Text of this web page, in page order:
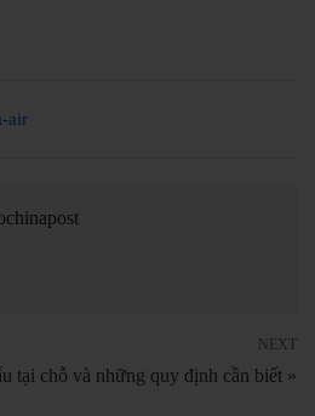
air
NEXT
tại chỗ và những quy định cần biết »